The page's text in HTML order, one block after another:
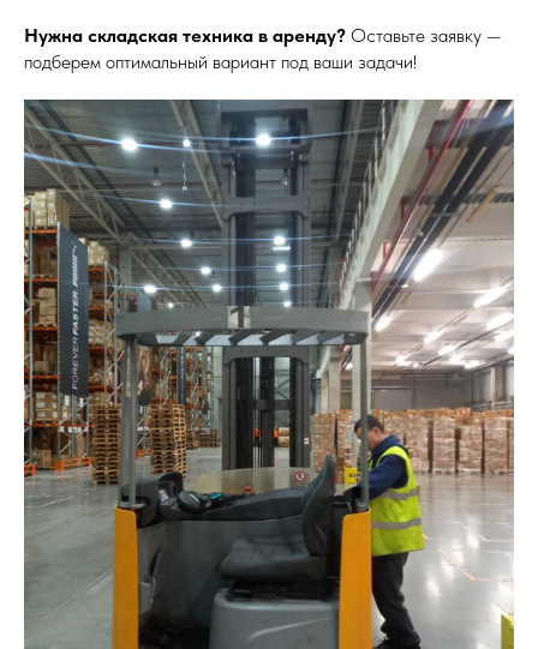
Нужна складская техника в аренду? Оставьте заявку —
подберем оптимальный вариант под ваши задачи!